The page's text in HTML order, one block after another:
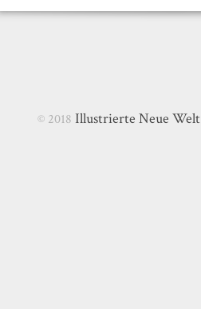
© 2018 Illustrierte Neue